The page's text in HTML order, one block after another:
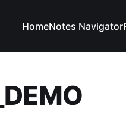
HomeNotes Navigator